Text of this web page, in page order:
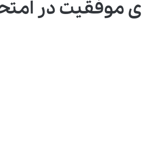
موفقیت در